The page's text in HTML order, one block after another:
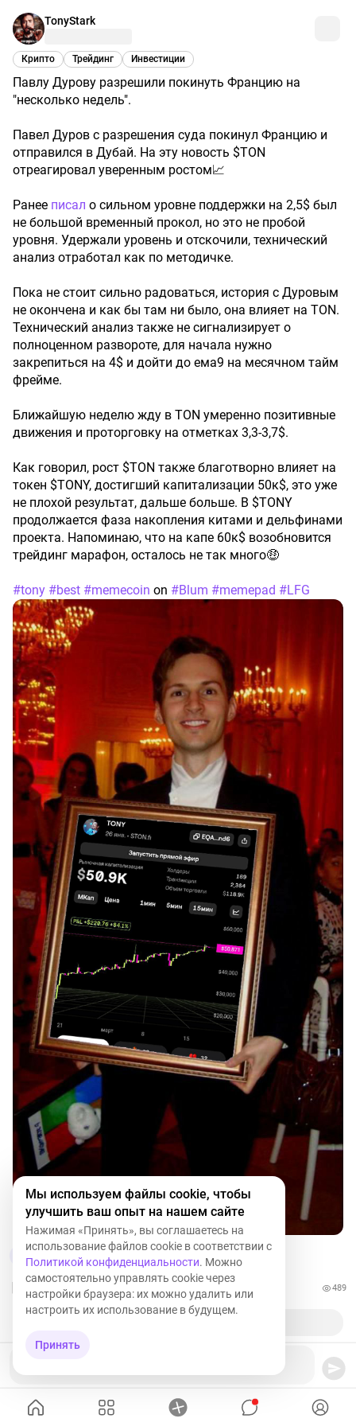
TonyStark
Крипто Трейдинг Инвестиции
Павлу Дурову разрешили покинуть Францию на
"несколько недель".
Павел Дуров с разрешения суда покинул Францию и
отправился в Дубай. На эту новость $TON
отреагировал уверенным ростом📈
Ранее писал о сильном уровне поддержки на 2,5$ был
не большой временный прокол, но это не пробой
уровня. Удержали уровень и отскочили, технический
анализ отработал как по методичке.
Пока не стоит сильно радоваться, история с Дуровым
не окончена и как бы там ни было, она влияет на TON.
Технический анализ также не сигнализирует о
полноценном развороте, для начала нужно
закрепиться на 4$ и дойти до ема9 на месячном тайм
фрейме.
Ближайшую неделю жду в TON умеренно позитивные
движения и проторговку на отметках 3,3-3,7$.
Как говорил, рост $TON также благотворно влияет на
токен $TONY, достигший капитализации 50к$, это уже
не плохой результат, дальше больше. В $TONY
продолжается фаза накопления китами и дельфинами
проекта. Напоминаю, что на капе 60к$ возобновится
трейдинг марафон, осталось не так много🤑
#tony #best #memecoin on #Blum #memepad #LFG
489
Мы используем файлы cookie, чтобы
улучшить ваш опыт на нашем сайте
Нажимая «Принять», вы соглашаетесь на
использование файлов cookie в соответствии с
Политикой конфиденциальности. Можно
самостоятельно управлять cookie через
настройки браузера: их можно удалить или
настроить их использование в будущем.
Принять